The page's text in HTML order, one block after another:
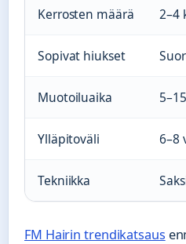
Kerrosten määrä 2–4
Sopivat hiukset
Muotoiluaika
Ylläpitoväli 6–8
Tekniikka
FM Hairin trendikatsaus